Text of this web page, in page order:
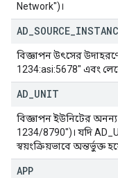
Network")।
AD SOURCE
বিজ্ঞাপন উৎসের
1234:asi:5678" এবং
AD UNIT
বিজ্ঞাপন ইউনিটের
1234/8790")। যদি
স্বয়ংক্রিয়ভাবে অন্তর্ভুক্ত
APP